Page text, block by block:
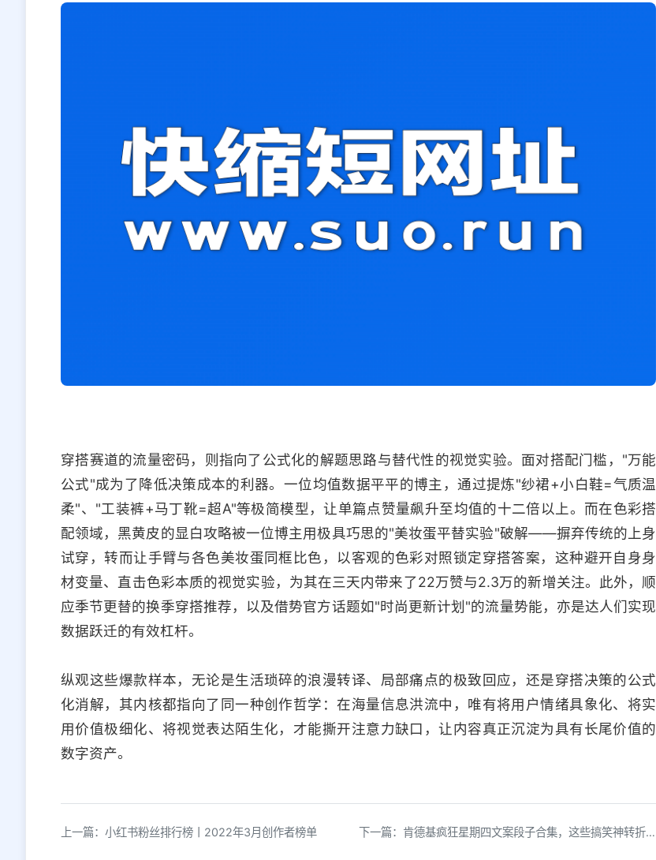
穿搭赛道的流量密码，则指向了公式化的解题思路与替代性的视觉实验。面对搭配门槛，"万能
公式"成为了降低决策成本的利器。一位均值数据平平的博主，通过提炼"纱裙+小白鞋=气质温
柔"、"工装裤+马丁靴=超A"等极简模型，让单篇点赞量飙升至均值的十二倍以上。而在色彩搭
配领域，黑黄皮的显白攻略被一位博主用极具巧思的"美妆蛋平替实验"破解——摒弃传统的上身
试穿，转而让手臂与各色美妆蛋同框比色，以客观的色彩对照锁定穿搭答案，这种避开自身身
材变量、直击色彩本质的视觉实验，为其在三天内带来了22万赞与2.3万的新增关注。此外，顺
应季节更替的换季穿搭推荐，以及借势官方话题如"时尚更新计划"的流量势能，亦是达人们实现
数据跃迁的有效杠杆。
纵观这些爆款样本，无论是生活琐碎的浪漫转译、局部痛点的极致回应，还是穿搭决策的公式
化消解，其内核都指向了同一种创作哲学：在海量信息洪流中，唯有将用户情绪具象化、将实
用价值极细化、将视觉表达陌生化，才能撕开注意力缺口，让内容真正沉淀为具有长尾价值的
数字资产。
上一篇：小红书粉丝排行榜丨2022年3月创作者榜单 下一篇：肯德基疯狂星期四文案段子合集，这些搞笑神转折你看过吗？